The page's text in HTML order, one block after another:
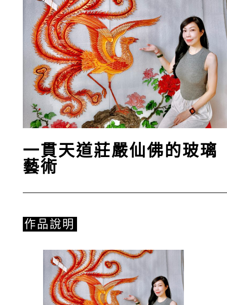
一貫天道莊嚴仙佛的玻璃
藝術
作品說明